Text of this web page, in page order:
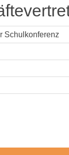
Schulkonferenz